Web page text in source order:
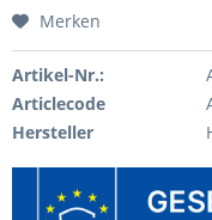
Merken
Artikel-Nr.:
Articlecode
Hersteller